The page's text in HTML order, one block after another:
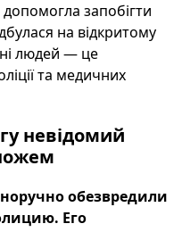
запобігти
на відкритому
людей — це
та медичних
невідомий
обезвредили
Его